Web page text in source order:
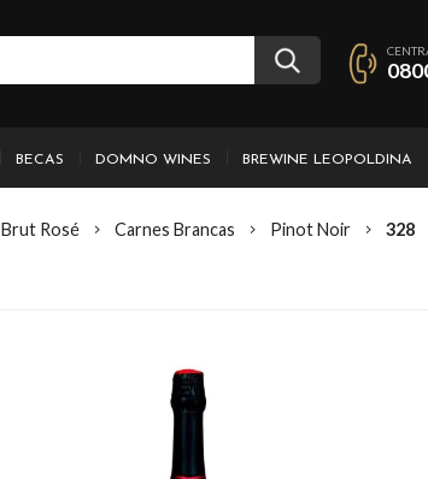
BECAS DOMNO WINES BREWINE LEOPOLDINA
Brut Rosé Carnes Brancas Pinot Noir 328